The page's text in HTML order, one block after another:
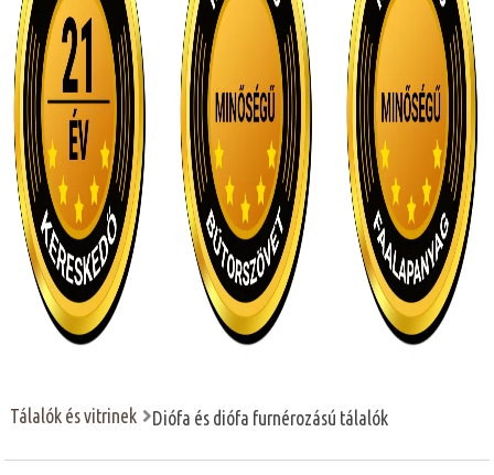
Tálalók és vitrinek Diófa és diófa furnérozású tálalók